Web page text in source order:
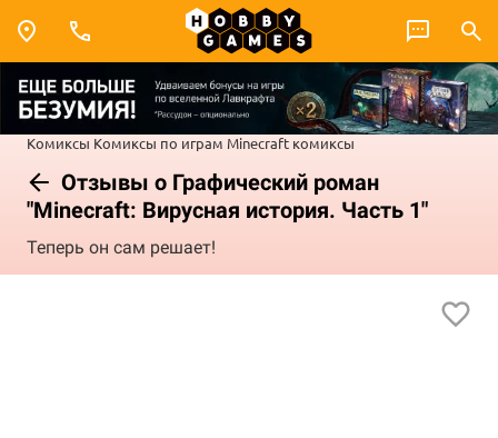
Комиксы Комиксы по играм Minecraft комиксы
Отзывы о Графический роман
"Minecraft: Вирусная история. Часть 1"
Теперь он сам решает!